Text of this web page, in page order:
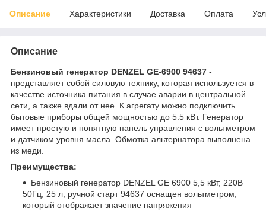
Описание Характеристики Доставка Оплата
Описание
Бензиновый генератор DENZEL GE-6900 94637 -
представляет собой силовую технику, которая используется в
качестве источника питания в случае аварии в центральной
сети, а также вдали от нее. К агрегату можно подключить
бытовые приборы общей мощностью до 5.5 кВт. Генератор
имеет простую и понятную панель управления с вольтметром
и датчиком уровня масла. Обмотка альтернатора выполнена
из меди.
Преимущества:
Бензиновый генератор DENZEL GE 6900 5,5 кВт, 220В
50Гц, 25 л, ручной старт 94637 оснащен вольтметром,
который отображает значение напряжения